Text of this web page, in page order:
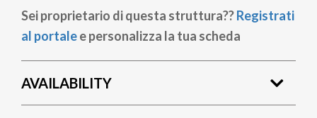
Sei proprietario di questa struttura??Registrati
al portalee personalizza la tua scheda
AVAILABILITY